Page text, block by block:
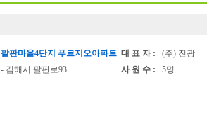
팔판마을4단지 푸르지오아파트 대 표 자 :
(주) 진광
- 김해시 팔판로93 사 원 수 :
5명